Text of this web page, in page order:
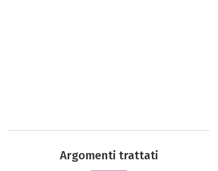
Argomenti trattati